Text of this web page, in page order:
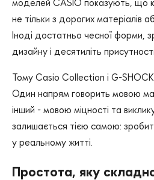
не тільки з дорогих матеріалів
Іноді достатньо чесної форми,
дизайну і десятиліть
Тому Casio Collection і G-
Один напрям говорить мовою
інший - мовою міцності та
залишається тією самою:
у реальному житті.
Простота, яку